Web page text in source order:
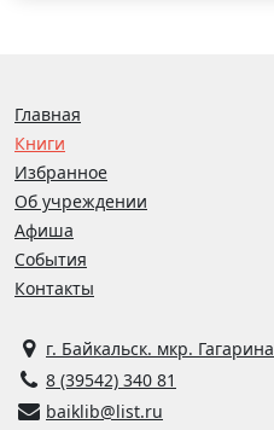
г. Байкальск. мкр.
8 (39542) 340 81
baiklib@list.ru
Главная
Книги
Избранное
Об учреждении
Афиша
События
Контакты